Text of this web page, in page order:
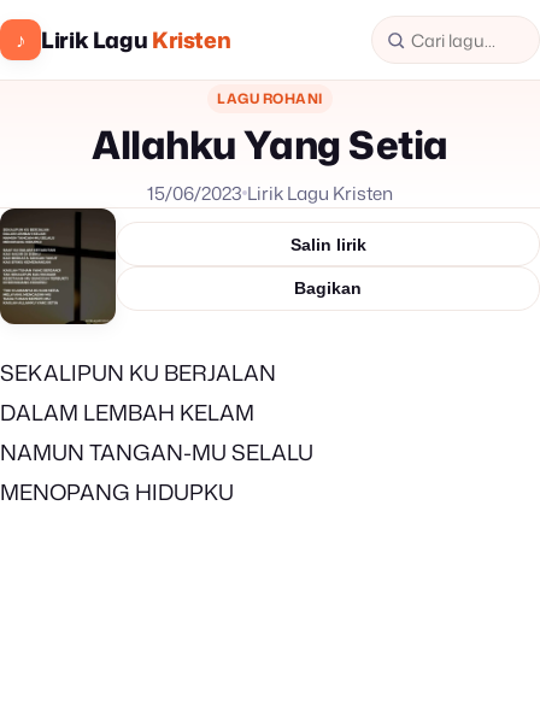
♪ Lirik LaguKristen
LAGU ROHANI
Allahku Yang Setia
15/06/2023 Lirik Lagu Kristen
Salin lirik
Bagikan
SEKALIPUN KU BERJALAN
DALAM LEMBAH KELAM
NAMUN TANGAN-MU SELALU
MENOPANG HIDUPKU